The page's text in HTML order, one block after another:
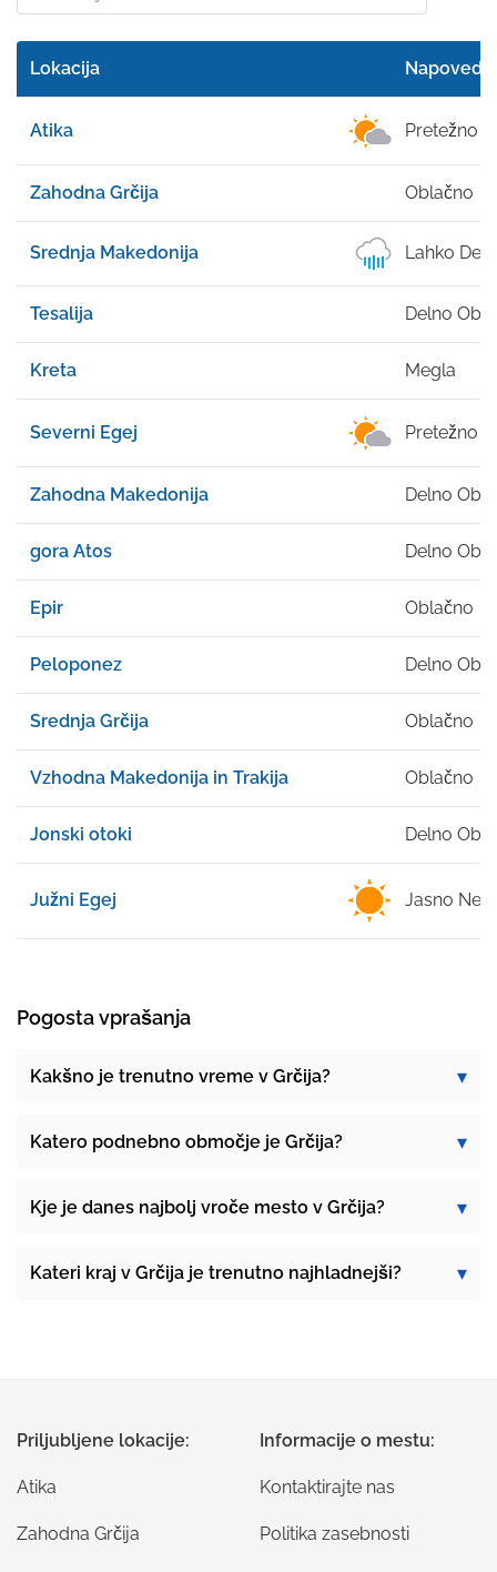
Lokacija Napoved
Atika Pretežno
Zahodna Grčija Oblačno
Srednja Makedonija Lahko
Tesalija Delno
Kreta Megla
Severni Egej Pretežno
Zahodna Makedonija Delno
gora Atos Delno
Epir Oblačno
Peloponez Delno
Srednja Grčija Oblačno
Vzhodna Makedonija in Trakija Oblačno
Jonski otoki Delno
Južni Egej Jasno
Pogosta vprašanja
Kakšno je trenutno vreme v Grčija?
Katero podnebno območje je Grčija?
Kje je danes najbolj vroče mesto v Grčija?
Kateri kraj v Grčija je trenutno najhladnejši?
Priljubljene lokacije:
Atika
Zahodna Grčija
Informacije o mestu:
Kontaktirajte nas
Politika zasebnosti